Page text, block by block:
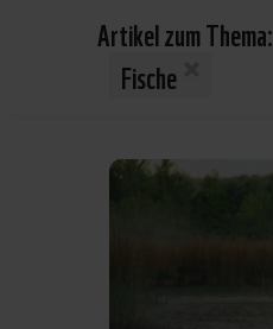
Artikel zum Thema:
Fische